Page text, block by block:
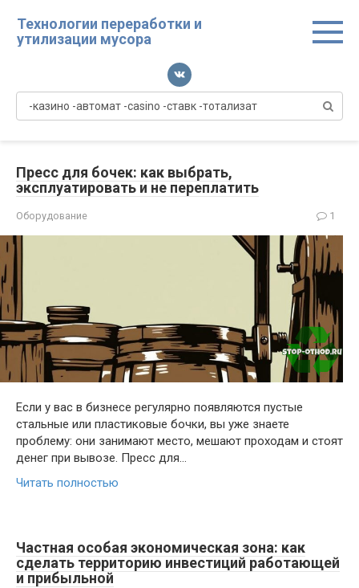
контенту
Технологии переработки и
утилизации мусора
Поиск:
Пресс для бочек: как выбрать,
эксплуатировать и не переплатить
Оборудование 1
Если у вас в бизнесе регулярно появляются пустые
стальные или пластиковые бочки, вы уже знаете
проблему: они занимают место, мешают проходам и стоят
денег при вывозе. Пресс для…
Читать полностью
Частная особая экономическая зона: как
сделать территорию инвестиций работающей
и прибыльной